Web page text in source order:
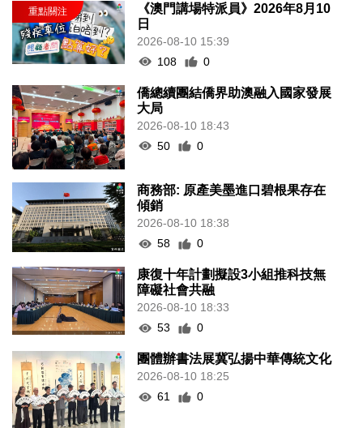
《澳門講場特派員》2026年8月10
日
2026-08-10 15:39
108
0
僑總續團結僑界助澳融入國家發展
大局
2026-08-10 18:43
50
0
商務部: 原產美墨進口碧根果存在
傾銷
2026-08-10 18:38
58
0
康復十年計劃擬設3小組推科技無
障礙社會共融
2026-08-10 18:33
53
0
團體辦書法展冀弘揚中華傳統文化
2026-08-10 18:25
61
0